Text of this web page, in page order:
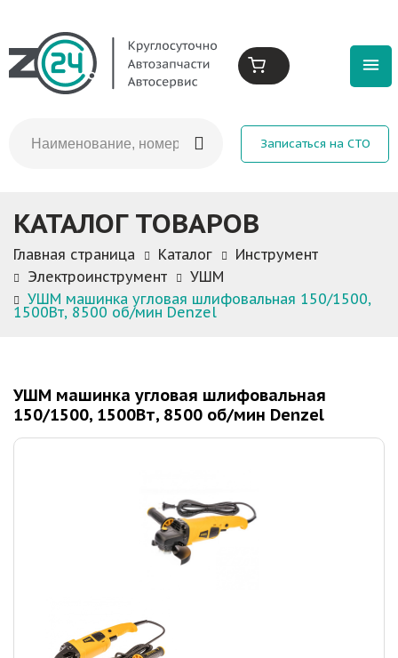
Записаться на СТО
КАТАЛОГ ТОВАРОВ
Главная страница Каталог
Инструмент
Электроинструмент
УШМ
УШМ машинка угловая шлифовальная 150/1500,
1500Вт, 8500 об/мин Denzel
УШМ машинка угловая шлифовальная
150/1500, 1500Вт, 8500 об/мин Denzel